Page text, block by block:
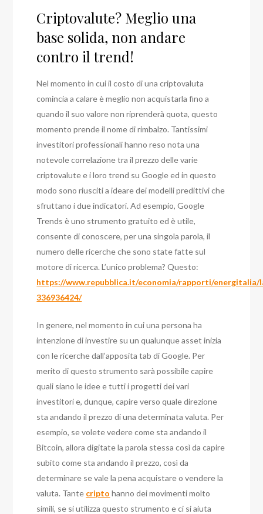
Criptovalute? Meglio una
base solida, non andare
contro il trend!
Nel momento in cui il costo di una criptovaluta
comincia a calare è meglio non acquistarla fino a
quando il suo valore non riprenderà quota, questo
momento prende il nome di rimbalzo. Tantissimi
investitori professionali hanno reso nota una
notevole correlazione tra il prezzo delle varie
criptovalute e i loro trend su Google ed in questo
modo sono riusciti a ideare dei modelli predittivi che
sfruttano i due indicatori.Ad esempio, Google
Trends è uno strumento gratuito ed è utile,
consente di conoscere, per una singola parola, il
numero delle ricerche che sono state fatte sul
motore di ricerca. L’unico problema? Questo:
https://www.repubblica.it/economia/rapporti/energitalia/
336936424/
In genere, nel momento in cui una persona ha
intenzione di investire su un qualunque asset inizia
con le ricerche dall’apposita tab di Google. Per
merito di questo strumento sarà possibile capire
quali siano le idee e tutti i progetti dei vari
investitori e, dunque, capire verso quale direzione
sta andando il prezzo di una determinata valuta. Per
esempio, se volete vedere come sta andando il
Bitcoin, allora digitate la parola stessa così da capire
subito come sta andando il prezzo, così da
determinare se vale la pena acquistare o vendere la
valuta. Tante cripto hanno dei movimenti molto
simili, se si utilizza questo strumento e ci si aiuta